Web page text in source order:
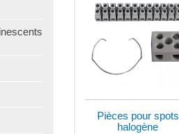
Pièces pour spots
halogène